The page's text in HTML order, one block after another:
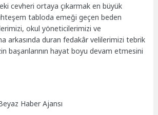
cevheri ortaya çıkarmak en büyük
tabloda emeği geçen beden
okul yöneticilerimizi ve
arkasında duran fedakâr velilerimizi tebrik
başarılarının hayat boyu devam etmesini
Haber Ajansı